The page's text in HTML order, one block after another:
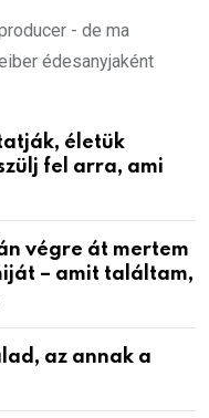
- de ma
édesanyjaként
életük
fel arra, ami
végre át mertem
– amit találtam,
az annak a